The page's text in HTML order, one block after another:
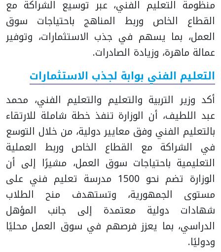
منظومة التعليم الفني، عبر توسيع الشراكة مع
القطاع الخاص وربط المناهج باحتياجات سوق
العمل، بما يسهم في جذب الاستثمارات، وتوفير
عمالة ماهرة، وزيادة الصادرات.
التعليم الفني بوابة لجذب الاستثمارات
أكد وزير التربية والتعليم والتعليم الفني، محمد
عبد اللطيف، أن الوزارة تنفذ خطة شاملة للارتقاء
بالتعليم الفني وفق معايير دولية، من خلال التوسع
في الشراكة مع القطاع الخاص وربط العملية
التعليمية باحتياجات سوق العمل، مشيرًا إلى أن
الوزارة تضم نحو 1500 مدرسة تعليم فني على
مستوى الجمهورية، وتستهدف منح الطلاب
شهادات دولية معتمدة إلى جانب المؤهل
الدراسي، بما يعزز فرصهم في سوق العمل محليًا
ودوليًا.